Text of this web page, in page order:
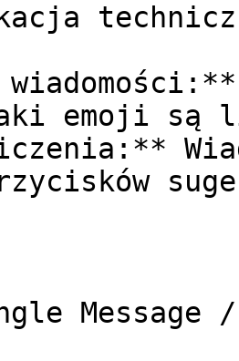
emoji są
Message